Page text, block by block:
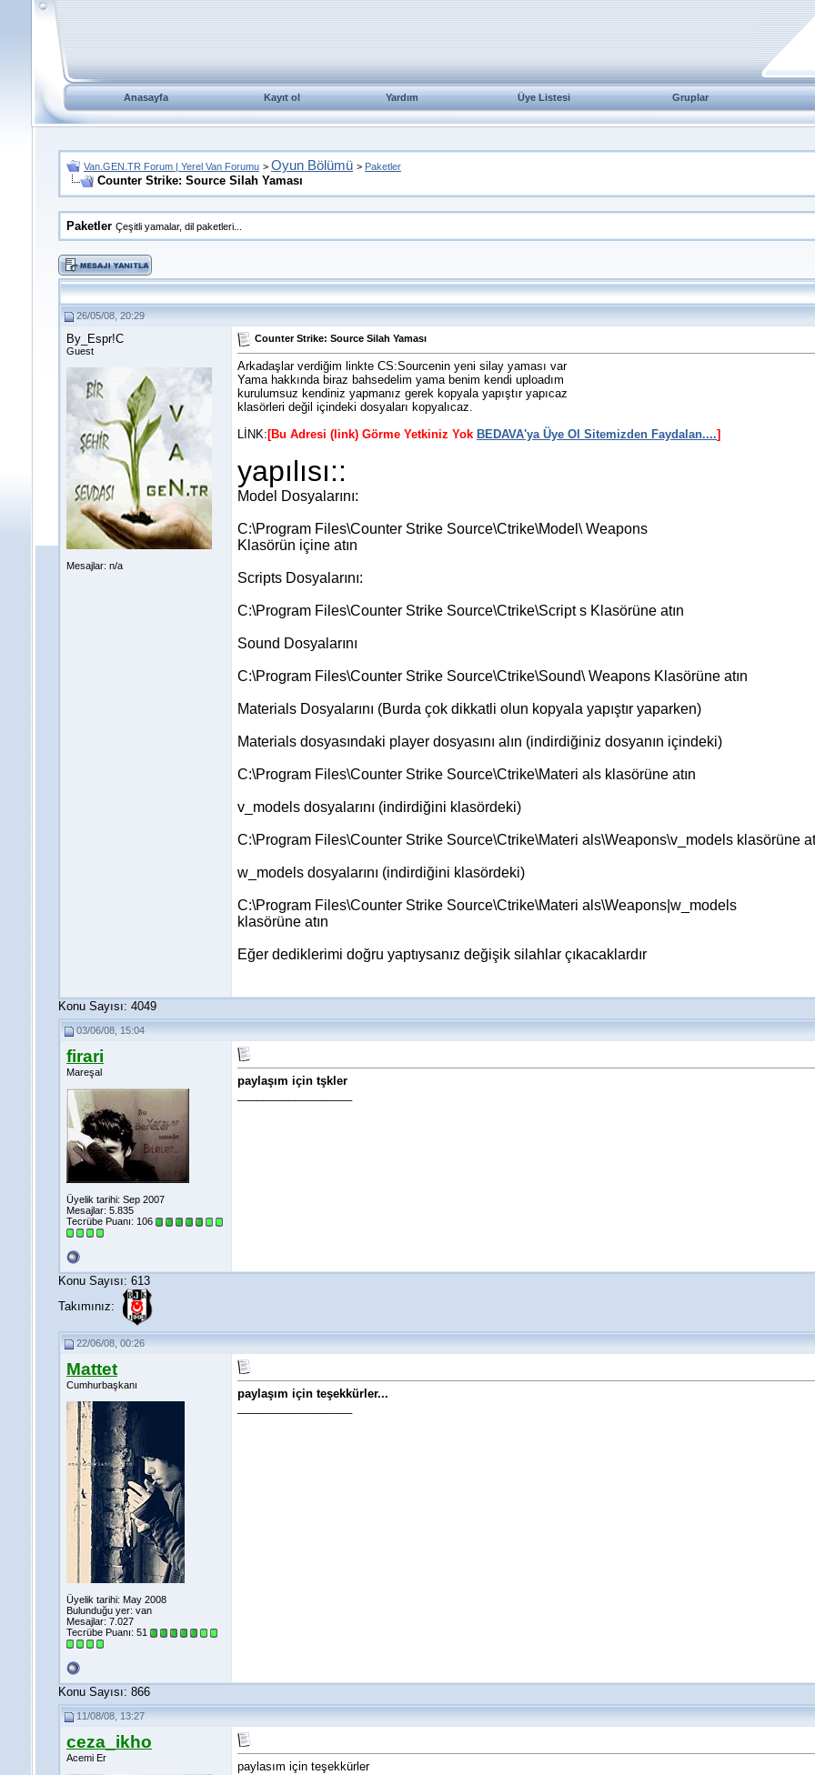
Anasayfa Kayıt ol Yardım Üye Listesi Gruplar
Van.GEN.TR Forum | Yerel Van Forumu > Oyun Bölümü > Paketler
Counter Strike: Source Silah Yaması
Paketler Çeşitli yamalar, dil paketleri...
26/05/08, 20:29
By_Espr!C
Guest
Mesajlar: n/a
Counter Strike: Source Silah Yaması
Arkadaşlar verdiğim linkte CS:Sourcenin yeni silay yaması var
Yama hakkında biraz bahsedelim yama benim kendi uploadım
kurulumsuz kendiniz yapmanız gerek kopyala yapıştır yapıcaz
klasörleri değil içindeki dosyaları kopyalıcaz.
LİNK: [Bu Adresi (link) Görme Yetkiniz Yok BEDAVA'ya Üye Ol Sitemizden Faydalan....]
yapılısı::
Model Dosyalarını:
C:\Program Files\Counter Strike Source\Ctrike\Model\ Weapons
Klasörün içine atın
Scripts Dosyalarını:
C:\Program Files\Counter Strike Source\Ctrike\Script s Klasörüne atın
Sound Dosyalarını
C:\Program Files\Counter Strike Source\Ctrike\Sound\ Weapons Klasörüne atın
Materials Dosyalarını (Burda çok dikkatli olun kopyala yapıştır yaparken)
Materials dosyasındaki player dosyasını alın (indirdiğiniz dosyanın içindeki)
C:\Program Files\Counter Strike Source\Ctrike\Materi als klasörüne atın
v_models dosyalarını (indirdiğini klasördeki)
C:\Program Files\Counter Strike Source\Ctrike\Materi als\Weapons\v_models klasörüne
w_models dosyalarını (indirdiğini klasördeki)
C:\Program Files\Counter Strike Source\Ctrike\Materi als\Weapons|w_models
klasörüne atın
Eğer dediklerimi doğru yaptıysanız değişik silahlar çıkacaklardır
Konu Sayısı: 4049
03/06/08, 15:04
firari
Mareşal
Üyelik tarihi: Sep 2007
Mesajlar: 5.835
Tecrübe Puanı: 106
paylaşım için tşkler
Konu Sayısı: 613
Takımınız:
22/06/08, 00:26
Mattet
Cumhurbaşkanı
Üyelik tarihi: May 2008
Bulunduğu yer: van
Mesajlar: 7.027
Tecrübe Puanı: 51
paylaşım için teşekkürler...
Konu Sayısı: 866
11/08/08, 13:27
ceza_ikho
Acemi Er
paylasım için teşekkürler